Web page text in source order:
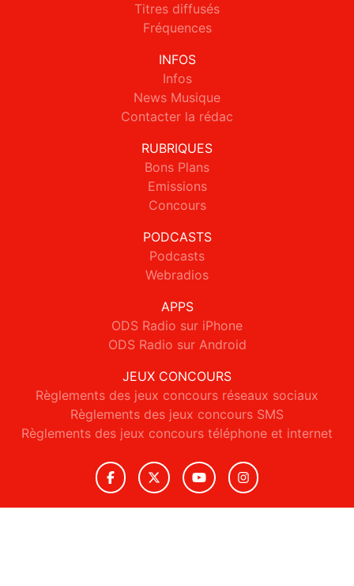
Titres diffusés
Fréquences
INFOS
Infos
News Musique
Contacter la rédac
RUBRIQUES
Bons Plans
Emissions
Concours
PODCASTS
Podcasts
Webradios
APPS
ODS Radio sur iPhone
ODS Radio sur Android
JEUX CONCOURS
Règlements des jeux concours réseaux sociaux
Règlements des jeux concours SMS
Règlements des jeux concours téléphone et internet